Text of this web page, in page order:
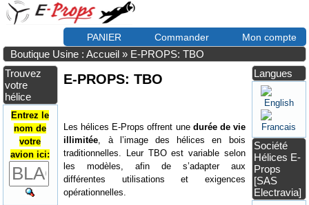
PANIER Commander Mon compte
Boutique Usine : Accueil » E-PROPS: TBO
Trouvez
votre
hélice
Entrez le
nom de
votre
avion ici:
E-PROPS: TBO
Les hélices E-Props offrent une durée de vie
illimitée , à l’image des hélices en bois
traditionnelles. Leur TBO est variable selon
les modèles, afin de s’adapter aux
différentes utilisations et exigences
opérationnelles.
Langues
Société
Hélices E-
Props
[SAS
Electravia]